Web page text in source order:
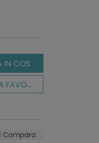
IN COS
Compara